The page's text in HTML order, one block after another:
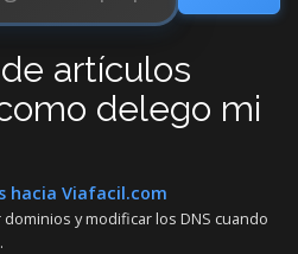
artículos
delego mi
hacia Viafacil.com
y modificar los DNS cuando